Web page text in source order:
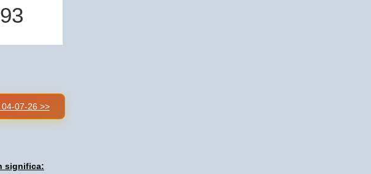
04-07-26 >>
significa: